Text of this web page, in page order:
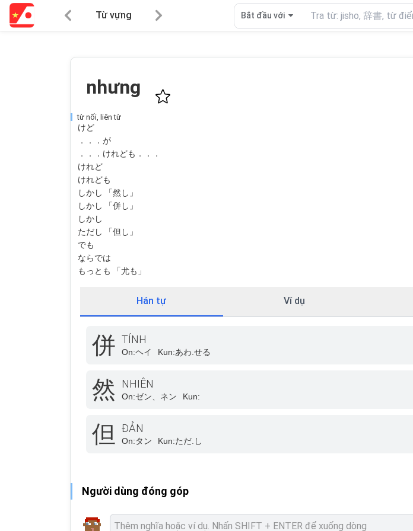
Từ vựng Bắt đầu với
nhưng
từ nối, liên từ
けど
．．．が
．．．けれども．．．
けれど
けれども
しかし 「然し」
しかし 「併し」
しかし
ただし 「但し」
でも
ならでは
もっとも 「尤も」
Hán tự Ví dụ
併 TÍNH
On:ヘイ Kun:あわ.せる
然 NHIÊN
On:ゼン、ネン Kun:
但 ĐẢN
On:タン Kun:ただ.し
Người dùng đóng góp